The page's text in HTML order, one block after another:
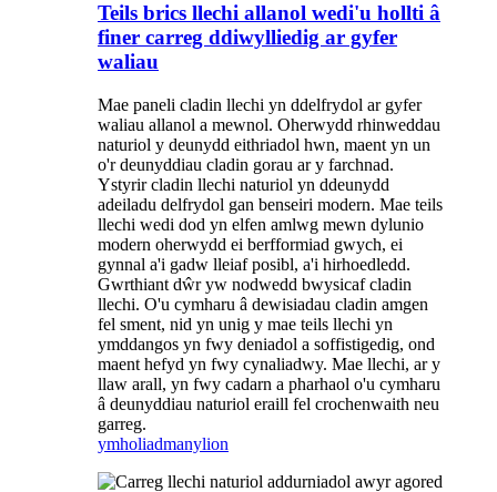
Teils brics llechi allanol wedi'u hollti â
finer carreg ddiwylliedig ar gyfer
waliau
Mae paneli cladin llechi yn ddelfrydol ar gyfer
waliau allanol a mewnol. Oherwydd rhinweddau
naturiol y deunydd eithriadol hwn, maent yn un
o'r deunyddiau cladin gorau ar y farchnad.
Ystyrir cladin llechi naturiol yn ddeunydd
adeiladu delfrydol gan benseiri modern. Mae teils
llechi wedi dod yn elfen amlwg mewn dylunio
modern oherwydd ei berfformiad gwych, ei
gynnal a'i gadw lleiaf posibl, a'i hirhoedledd.
Gwrthiant dŵr yw nodwedd bwysicaf cladin
llechi. O'u cymharu â dewisiadau cladin amgen
fel sment, nid yn unig y mae teils llechi yn
ymddangos yn fwy deniadol a soffistigedig, ond
maent hefyd yn fwy cynaliadwy. Mae llechi, ar y
llaw arall, yn fwy cadarn a pharhaol o'u cymharu
â deunyddiau naturiol eraill fel crochenwaith neu
garreg.
ymholiadmanylion